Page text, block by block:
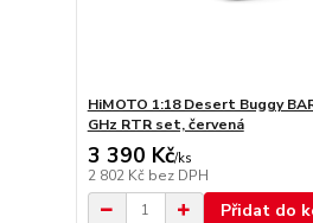
HiMOTO 1:18 Desert Buggy
GHz RTR set, červená
3 390 Kč/ks
2 802 Kč bez DPH
Přidat do